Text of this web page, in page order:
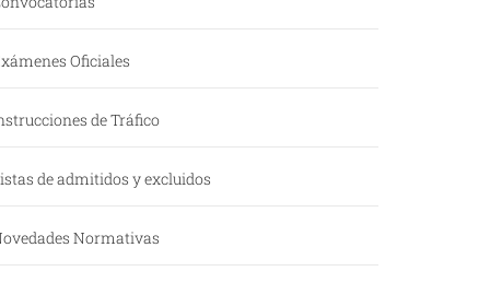
Oficiales
de Tráfico
de admitidos y excluidos
Normativas